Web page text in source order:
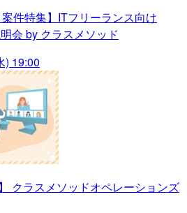
案件特集】ITフリーランス向け
会 by クラスメソッド
) 19:00
クラスメソッドオペレーションズ